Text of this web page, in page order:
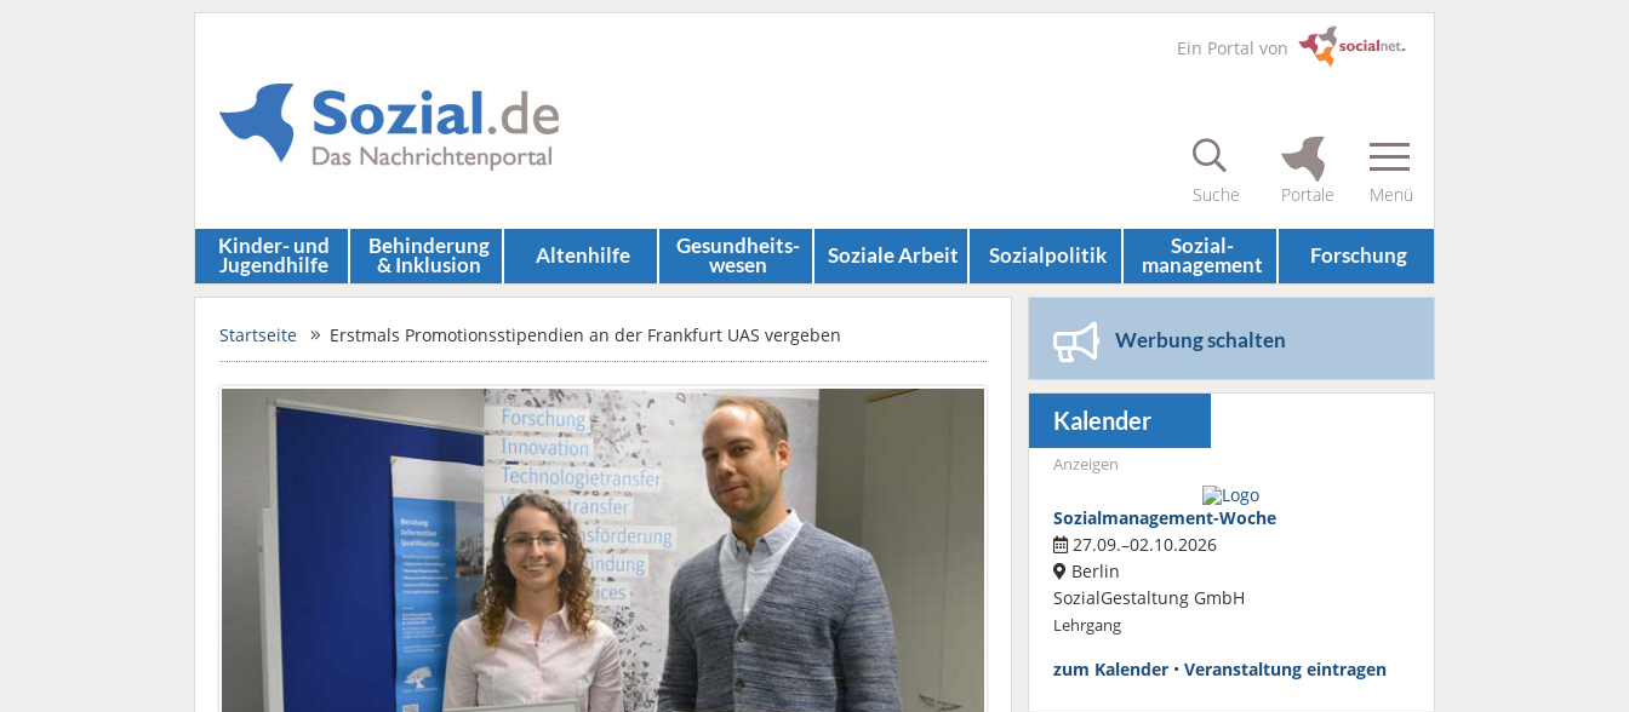
Ein Portal von
Kinder- und
Jugendhilfe
Behinderung
& Inklusion Altenhilfe Gesundheits­
wesen Soziale Arbeit Sozial­politik Sozial­
management Forschung
Startseite Erstmals Promotionsstipendien an der Frankfurt UAS vergeben Werbung schalten
Kalender
Anzeigen
Sozialmanagement-Woche
27.09.–02.10.2026
Berlin
SozialGestaltung GmbH
Lehrgang
zum Kalender• Veranstaltung eintragen